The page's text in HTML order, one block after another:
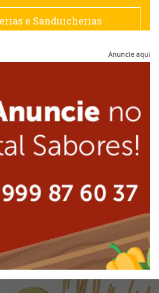
Francesa
e Oriental
Massas
e Frutos do Mar
e Sanduicherias
e Frutos do Mar
Pizzarias
Anuncie aqui